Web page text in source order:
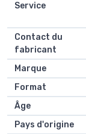
Service
Contact du
fabricant
Marque
Format
Âge
Pays d'origine